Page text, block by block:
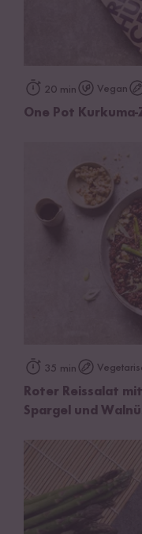
20 min Vegan
One Pot
35 min
Roter Reissalat
Spargel und